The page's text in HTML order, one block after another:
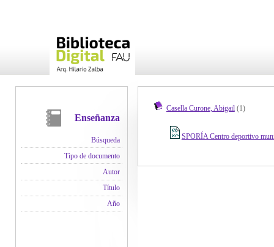
Enseñanza
Búsqueda
Tipo de documento
Autor
Título
Año
Casella Curone, Abigail(1)
SPORÍA Centro deportivo